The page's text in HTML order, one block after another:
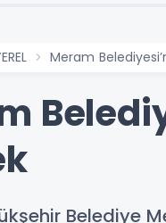
Meram
Belediye